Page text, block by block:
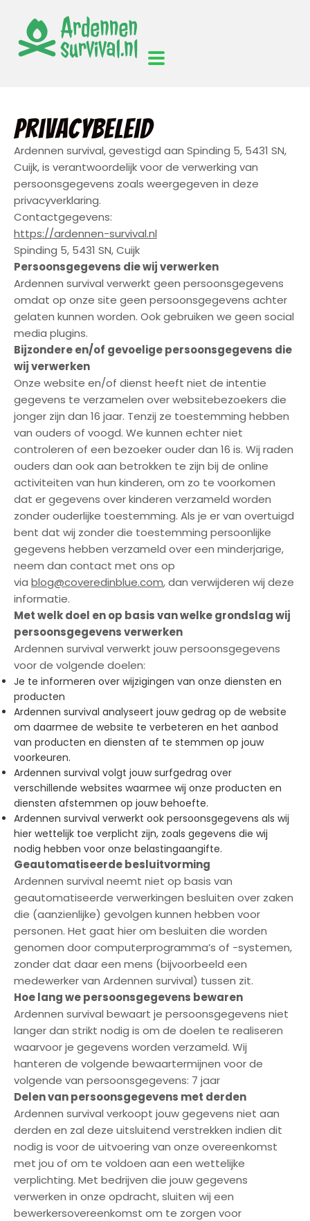
Privacybeleid
Ardennen survival, gevestigd aan Spinding 5, 5431 SN,
Cuijk, is verantwoordelijk voor de verwerking van
persoonsgegevens zoals weergegeven in deze
privacyverklaring.
Contactgegevens:
https://ardennen-survival.nl
Spinding 5, 5431 SN, Cuijk
Persoonsgegevens die wij verwerken
Ardennen survival verwerkt geen persoonsgegevens
omdat op onze site geen persoonsgegevens achter
gelaten kunnen worden. Ook gebruiken we geen social
media plugins.
Bijzondere en/of gevoelige persoonsgegevens die
wij verwerken
Onze website en/of dienst heeft niet de intentie
gegevens te verzamelen over websitebezoekers die
jonger zijn dan 16 jaar. Tenzij ze toestemming hebben
van ouders of voogd. We kunnen echter niet
controleren of een bezoeker ouder dan 16 is. Wij raden
ouders dan ook aan betrokken te zijn bij de online
activiteiten van hun kinderen, om zo te voorkomen
dat er gegevens over kinderen verzameld worden
zonder ouderlijke toestemming. Als je er van overtuigd
bent dat wij zonder die toestemming persoonlijke
gegevens hebben verzameld over een minderjarige,
neem dan contact met ons op
via blog@coveredinblue.com, dan verwijderen wij deze
informatie.
Met welk doel en op basis van welke grondslag wij
persoonsgegevens verwerken
Ardennen survival verwerkt jouw persoonsgegevens
voor de volgende doelen:
Je te informeren over wijzigingen van onze diensten en
producten
Ardennen survival analyseert jouw gedrag op de website
om daarmee de website te verbeteren en het aanbod
van producten en diensten af te stemmen op jouw
voorkeuren.
Ardennen survival volgt jouw surfgedrag over
verschillende websites waarmee wij onze producten en
diensten afstemmen op jouw behoefte.
Ardennen survival verwerkt ook persoonsgegevens als wij
hier wettelijk toe verplicht zijn, zoals gegevens die wij
nodig hebben voor onze belastingaangifte.
Geautomatiseerde besluitvorming
Ardennen survival neemt niet op basis van
geautomatiseerde verwerkingen besluiten over zaken
die (aanzienlijke) gevolgen kunnen hebben voor
personen. Het gaat hier om besluiten die worden
genomen door computerprogramma’s of -systemen,
zonder dat daar een mens (bijvoorbeeld een
medewerker van Ardennen survival) tussen zit.
Hoe lang we persoonsgegevens bewaren
Ardennen survival bewaart je persoonsgegevens niet
langer dan strikt nodig is om de doelen te realiseren
waarvoor je gegevens worden verzameld. Wij
hanteren de volgende bewaartermijnen voor de
volgende van persoonsgegevens: 7 jaar
Delen van persoonsgegevens met derden
Ardennen survival verkoopt jouw gegevens niet aan
derden en zal deze uitsluitend verstrekken indien dit
nodig is voor de uitvoering van onze overeenkomst
met jou of om te voldoen aan een wettelijke
verplichting. Met bedrijven die jouw gegevens
verwerken in onze opdracht, sluiten wij een
bewerkersovereenkomst om te zorgen voor